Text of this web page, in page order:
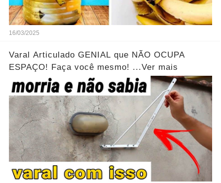
16/03/2025
Varal Articulado GENIAL que NÃO OCUPA
ESPAÇO! Faça você mesmo! ...Ver mais